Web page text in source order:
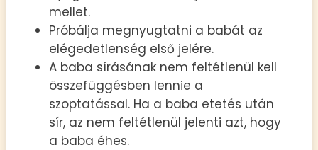
mellet.
Próbálja megnyugtatni a babát az
elégedetlenség első jelére.
A baba sírásának nem feltétlenül kell
összefüggésben lennie a
szoptatással. Ha a baba etetés után
sír, az nem feltétlenül jelenti azt, hogy
a baba éhes.